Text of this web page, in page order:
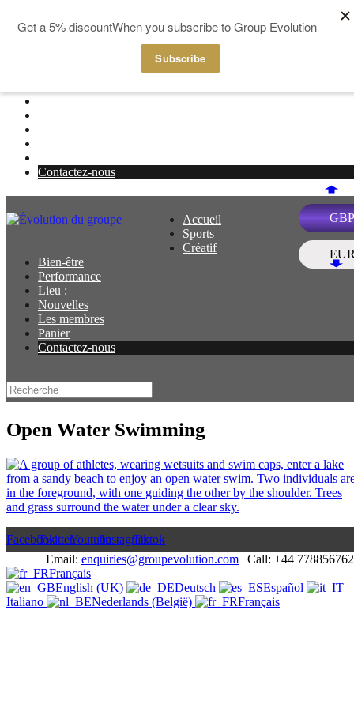
GBP
Accueil
Sports
Créatif
Contactez-nous
Menu
Accueil
Sports
Créatif
Bien-être
Performance
Lieu :
Nouvelles
Les membres
Panier
Contactez-nous
Open Water Swimming
FacebookTwitterYoutubeInstagramTiktok
Email: enquiries@groupevolution.com | Call: +44
Français
English (UK)
Deutsch
Español
Italiano
Nederlands (België) Français